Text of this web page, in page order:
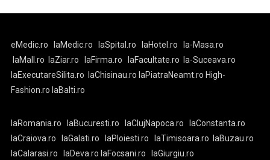
eMedic.ro laMedic.ro laSpital.ro laHotel.ro
la-Masa.ro
laMall.ro
laZiar.ro laFirma.ro laFacultate.ro
la-Suceava.ro
laExecutareSilita.ro
laChisinau.ro laPiatraNeamt.ro High-
Fashion.ro laBalti.ro
laRomania.ro laBucuresti.ro laClujNapoca.ro
laConstanta.ro
laCraiova.ro
laGalati.ro laPloiesti.ro laTimisoara.ro
laBuzau.ro
laCalarasi.ro
laDeva.ro laFocsani.ro
laGiurgiu.ro